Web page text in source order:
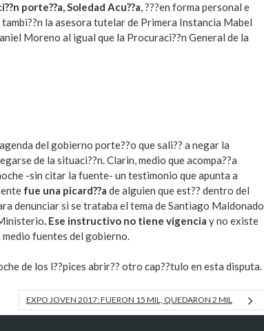
porte??a, Soledad Acu??a, ???en forma personal e
la asesora tutelar de Primera Instancia Mabel
Moreno al igual que la Procuraci??n General de la
del gobierno porte??o que sali?? a negar la
de la situaci??n. Clarin, medio que acompa??a
-sin citar la fuente- un testimonio que apunta a
fue una picard??a de alguien que est?? dentro del
denunciar si se trataba el tema de Santiago Maldonado
. Ese instructivo no tiene vigencia y no existe
fuentes del gobierno.
de los l??pices abrir?? otro cap??tulo en esta disputa.
EXPO JOVEN 2017: FUERON 15 MIL, QUEDARON 2 MIL